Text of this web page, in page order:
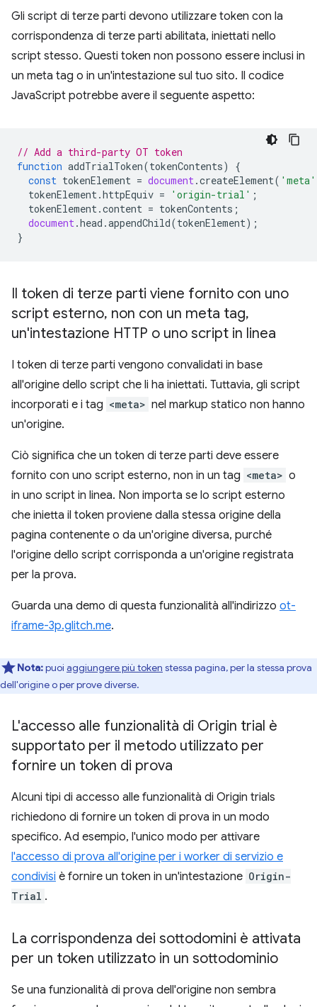
Gli script di terze parti devono utilizzare token con la
corrispondenza di terze parti abilitata, iniettati nello
script stesso. Questi token non possono essere inclusi in
un meta tag o in un'intestazione sul tuo sito. Il codice
JavaScript potrebbe avere il seguente aspetto:
// Add a third-party OT token
function addTrialToken(tokenContents)
{
const tokenElement = document.createElement( 'meta'
tokenElement.httpEquiv = 'origin-trial' ;
tokenElement.content = tokenContents ;
document.head .appendChild(tokenElement);
}
Il token di terze parti viene fornito con uno
script esterno, non con un meta tag,
un'intestazione HTTP o uno script in linea
I token di terze parti vengono convalidati in base
all'origine dello script che li ha iniettati. Tuttavia, gli script
incorporati e i tag <meta> nel markup statico non hanno
un'origine.
Ciò significa che un token di terze parti deve essere
fornito con uno script esterno, non in un tag <meta> o
in uno script in linea. Non importa se lo script esterno
che inietta il token proviene dalla stessa origine della
pagina contenente o da un'origine diversa, purché
l'origine dello script corrisponda a un'origine registrata
per la prova.
Guarda una demo di questa funzionalità all'indirizzo ot-
iframe-3p.glitch.me.
Nota:puoi aggiungere più token stessa pagina, per la stessa prova
dell'origine o per prove diverse.
L'accesso alle funzionalità di Origin trial è
supportato per il metodo utilizzato per
fornire un token di prova
Alcuni tipi di accesso alle funzionalità di Origin trials
richiedono di fornire un token di prova in un modo
specifico. Ad esempio, l'unico modo per attivare
l'accesso di prova all'origine per i worker di servizio e
condivisi è fornire un token in un'intestazione Origin-
Trial .
La corrispondenza dei sottodomini è attivata
per un token utilizzato in un sottodominio
Se una funzionalità di prova dell'origine non sembra